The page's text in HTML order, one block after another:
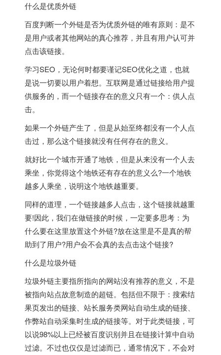
什么是优质外链
百度判断一个外链是否为优质外链的唯有原则：是不
是用户或者其他网站的真心推荐，并且有用户认可并
点击该链接。
学习SEO，无论何时都要谨记SEO优化之道，也就
是说一切要以用户着想。互联网是通过链接给用户提
供服务的，而一个链接存在的意义只有一个：供人点
击。
如果一个外链产生了，但是从始至终都没有一个人点
击过，那么这个链接就没有任何存在的意义。
就好比一个城市开通了地铁，但是从来没有一个人去
乘坐，你觉得这个地铁还有存在的意义么?一个地铁
越多人乘坐，说明这个地铁越重要。
同样的道理，一个链接越多人点击，这个链接就越重
要!因此，我们在做链接的时候，一定要多思考：为
什么要在这里放置这个外链?放在这里是不是真的帮
助到了用户?用户会不会真的去点击这个链接?
什么是垃圾外链
垃圾外链主要指所指向的网站没有推荐的意义，不是
被指向站点故意制造的超链。包括但不限于：搜索结
果页发出的链接、站长服务类网站自动生成的链接、
作弊站自动采集时生成的链接等。对于此类链接，可
以说98%以上已经被百度识别并且在链接计算中自动
过滤。不过也仅仅是过滤而已，通常情况下，不会对